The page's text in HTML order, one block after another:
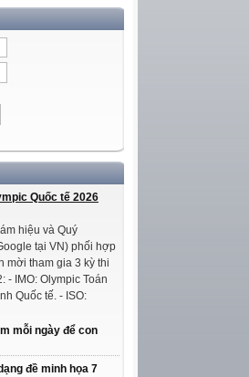
Quốc tế 2026
hiệu và Quý
tại VN) phối hợp
mời tham gia 3 kỳ thi
- IMO: Olympic Toán
Quốc tế. - ISO:
mỗi ngày để con
đề minh họa 7